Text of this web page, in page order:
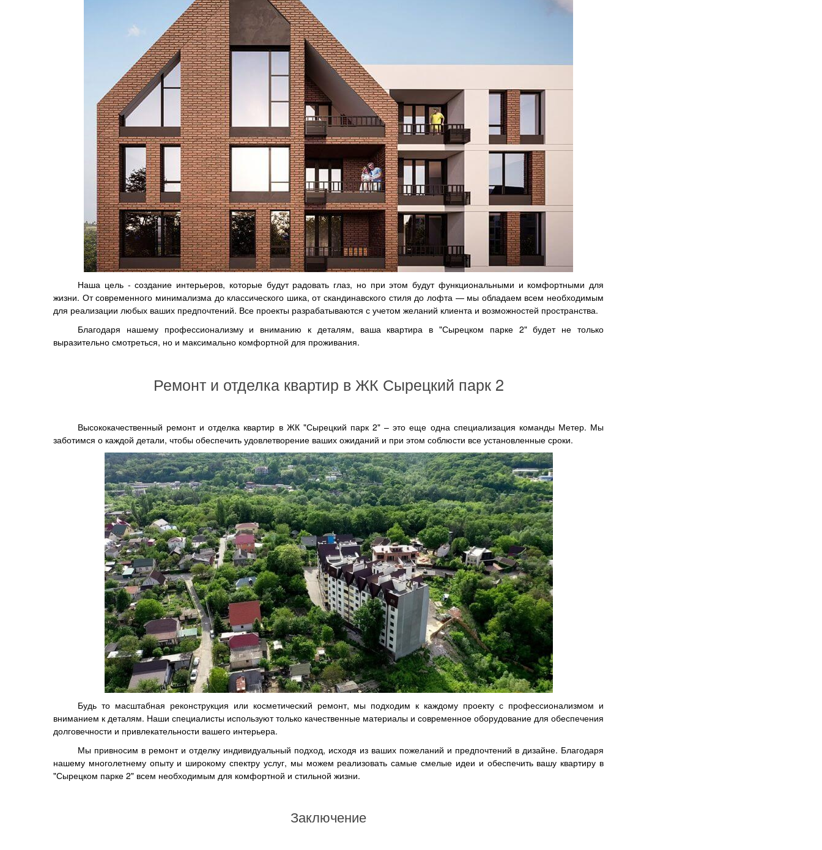
Наша цель - создание интерьеров, которые будут радовать глаз, но при этом будут функциональными и комфортными для
жизни. От современного минимализма до классического шика, от скандинавского стиля до лофта — мы обладаем всем необходимым
для реализации любых ваших предпочтений. Все проекты разрабатываются с учетом желаний клиента и возможностей пространства.
Благодаря нашему профессионализму и вниманию к деталям, ваша квартира в "Сырецком парке 2" будет не только
выразительно смотреться, но и максимально комфортной для проживания.
Ремонт и отделка квартир в ЖК Сырецкий парк 2
Высококачественный ремонт и отделка квартир в ЖК "Сырецкий парк 2" – это еще одна специализация команды Метер. Мы
заботимся о каждой детали, чтобы обеспечить удовлетворение ваших ожиданий и при этом соблюсти все установленные сроки.
Будь то масштабная реконструкция или косметический ремонт, мы подходим к каждому проекту с профессионализмом и
вниманием к деталям. Наши специалисты используют только качественные материалы и современное оборудование для обеспечения
долговечности и привлекательности вашего интерьера.
Мы привносим в ремонт и отделку индивидуальный подход, исходя из ваших пожеланий и предпочтений в дизайне. Благодаря
нашему многолетнему опыту и широкому спектру услуг, мы можем реализовать самые смелые идеи и обеспечить вашу квартиру в
"Сырецком парке 2" всем необходимым для комфортной и стильной жизни.
Заключение